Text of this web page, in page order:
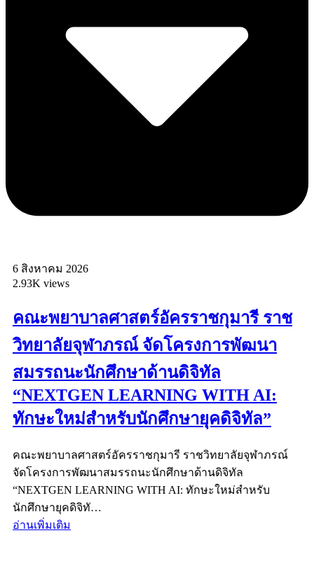
6 สิงหาคม 2026
2.93K views
คณะพยาบาลศาสตร์อัครราชกุมารี ราช
วิทยาลัยจุฬาภรณ์ จัดโครงการพัฒนา
สมรรถนะนักศึกษาด้านดิจิทัล
“NEXTGEN LEARNING WITH AI:
ทักษะใหม่สำหรับนักศึกษายุคดิจิทัล”
คณะพยาบาลศาสตร์อัครราชกุมารี ราชวิทยาลัยจุฬาภรณ์
จัดโครงการพัฒนาสมรรถนะนักศึกษาด้านดิจิทัล
“NEXTGEN LEARNING WITH AI: ทักษะใหม่สำหรับ
นักศึกษายุคดิจิทั…
อ่านเพิ่มเติม